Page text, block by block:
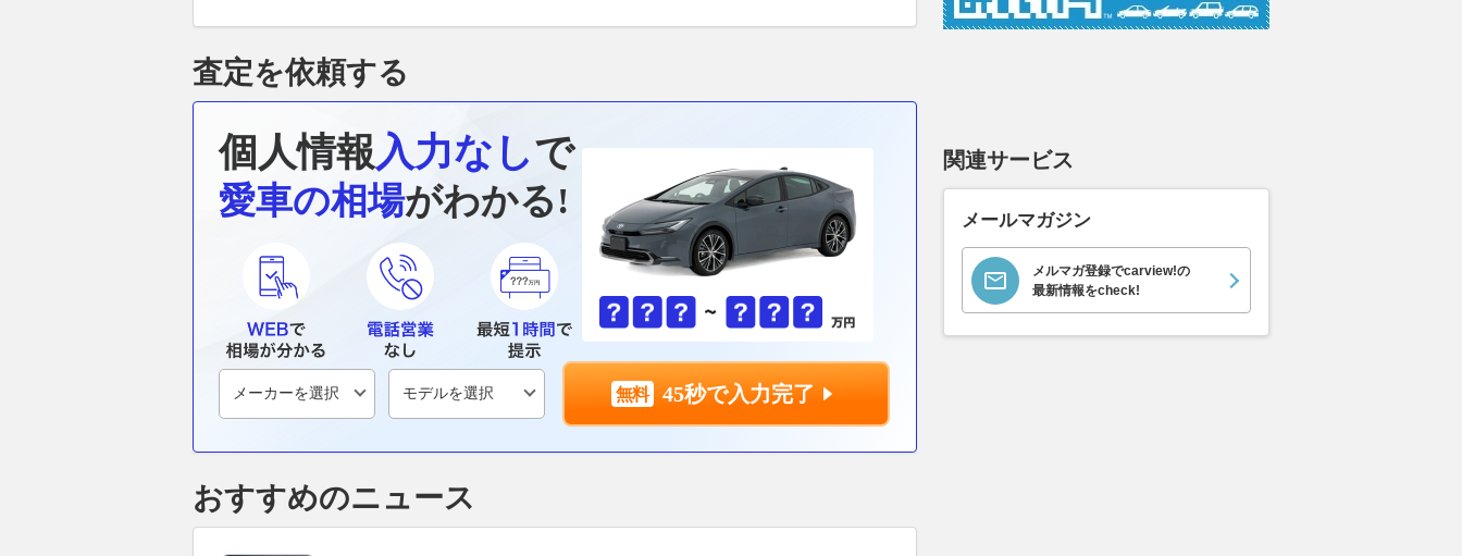
査定を依頼する
個人情報入力なしで
愛車の相場がわかる!
45秒で入力完了
おすすめのニュース
関連サービス
メールマガジン
メルマガ登録でcarview!の
最新情報をcheck!